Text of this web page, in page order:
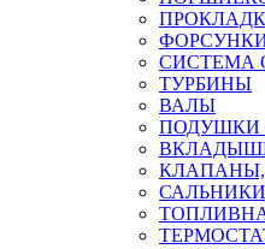
СИСТЕМА
ТУРБИНЫ
ВАЛЫ
ПОДУШКИ
КЛАПАНЫ,